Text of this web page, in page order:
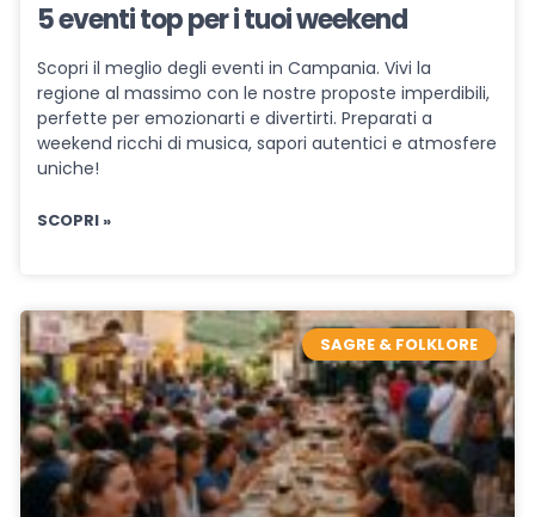
5 eventi top per i tuoi weekend
Scopri il meglio degli eventi in Campania. Vivi la
regione al massimo con le nostre proposte imperdibili,
perfette per emozionarti e divertirti. Preparati a
weekend ricchi di musica, sapori autentici e atmosfere
uniche!
SCOPRI »
SAGRE & FOLKLORE